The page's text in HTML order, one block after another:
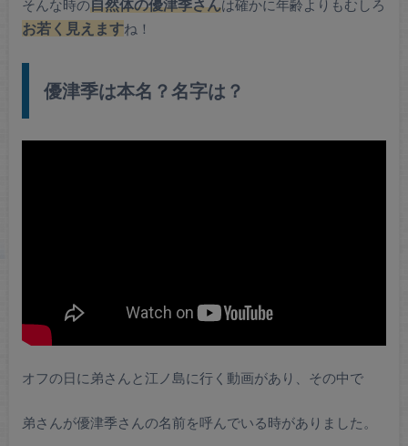
そんな時の自然体の優津季さんは確かに年齢よりもむしろ
お若く見えますね！
優津季は本名？名字は？
オフの日に弟さんと江ノ島に行く動画があり、その中で
弟さんが優津季さんの名前を呼んでいる時がありました。